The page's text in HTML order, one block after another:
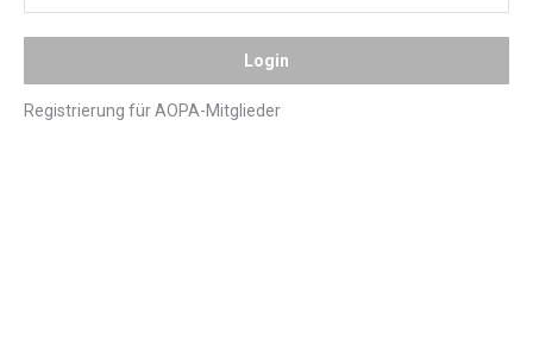
Registrierung für AOPA-Mitglieder